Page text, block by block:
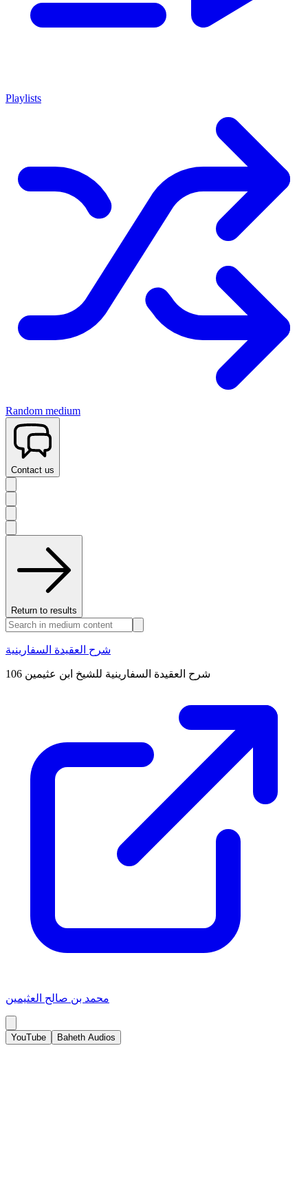
Playlists
Random medium
Contact us
Return to results
شرح العقيدة السفارينية
شرح العقيدة السفارينية للشيخ ابن عثيمين 106
محمد بن صالح العثيمين
YouTube Baheth Audios